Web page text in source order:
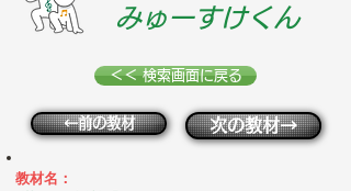
みゅーすけくん
＜＜ 検索画面に戻る
←前の教材 次の教材→
教材名：